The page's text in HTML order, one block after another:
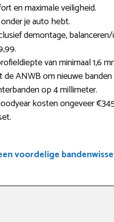
en maximale veiligheid.
je auto hebt.
demontage,
van minimaal 1,6
ANWB om nieuwe
op 4 millimeter.
kosten ongeveer
voordelige